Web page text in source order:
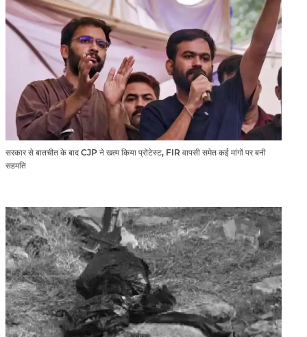
सरकार से बातचीत के बाद CJP ने खत्म किया प्रोटेस्ट, FIR वापसी समेत कई मांगों पर बनी
सहमति